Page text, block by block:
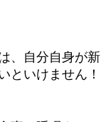
、自分自身が新
といけません！